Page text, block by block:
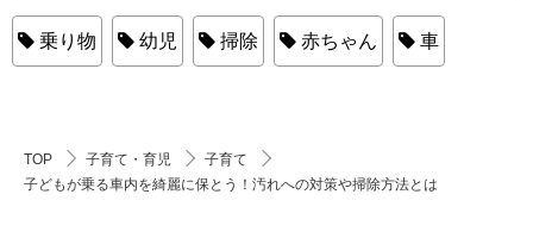
乗り物 幼児 掃除 赤ちゃん 車
TOP 子育て・育児
子育て
子どもが乗る車内を綺麗に保とう！汚れへの対策や掃除方法とは